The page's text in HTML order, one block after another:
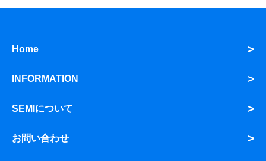
Home
INFORMATION
SEMIについて
お問い合わせ